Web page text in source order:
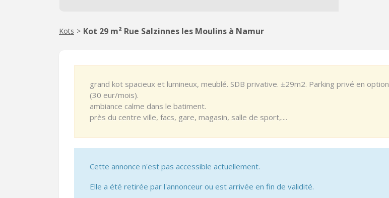
Kots > Kot 29 m² Rue Salzinnes les Moulins à Namur
grand kot spacieux et lumineux, meublé. SDB privative. ±29m2. Parking privé en option
(30 eur/mois).
ambiance calme dans le batiment.
près du centre ville, facs, gare, magasin, salle de sport,....
Cette annonce n'est pas accessible actuellement.
Elle a été retirée par l'annonceur ou est arrivée en fin de validité.